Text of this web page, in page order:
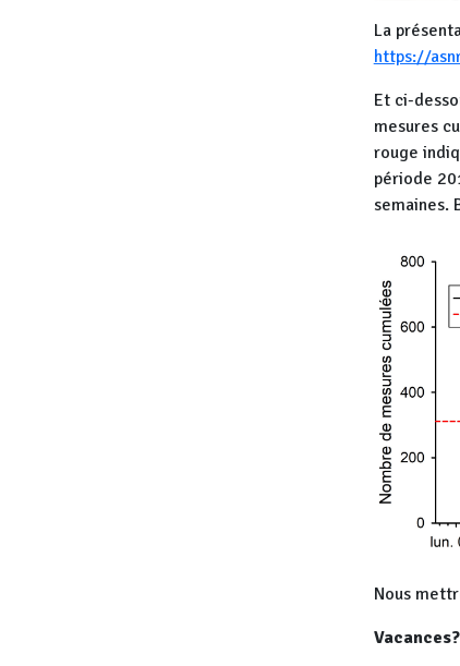
La
https://
Et ci-
mesures
rouge
période
semaines.
Nous